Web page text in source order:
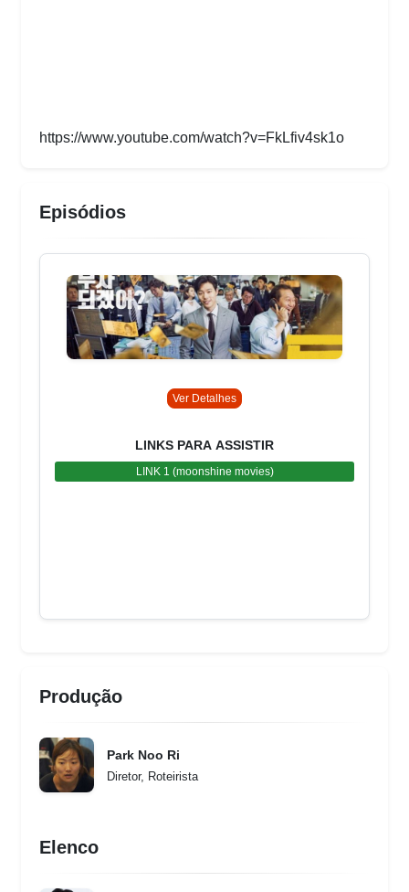
https://www.youtube.com/watch?v=FkLfiv4sk1o
Episódios
Ver Detalhes
LINKS PARA ASSISTIR
LINK 1 (moonshine movies)
Produção
Park Noo Ri
Diretor, Roteirista
Elenco